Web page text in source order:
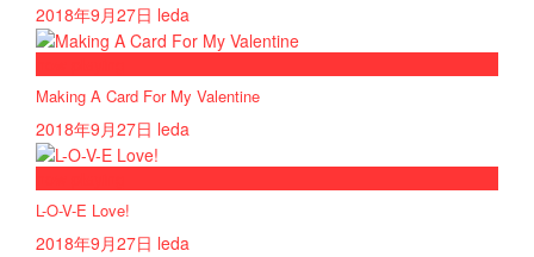
2018年9月27日 leda
Making A Card For My Valentine
2018年9月27日 leda
L-O-V-E Love!
2018年9月27日 leda